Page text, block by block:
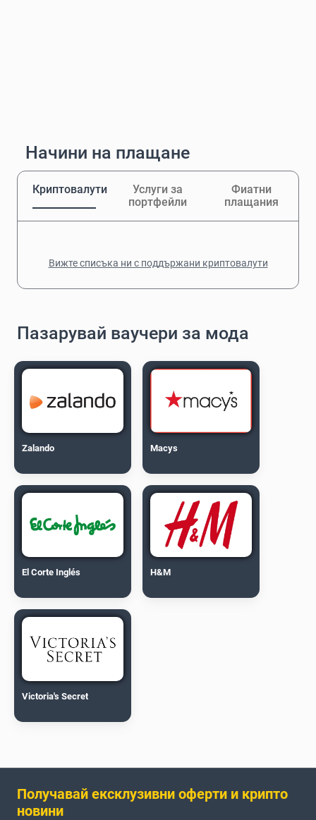
Начини на плащане
Криптовалути
Услуги за
портфейли
Фиатни
плащания
Вижте списъка ни с поддържани криптовалути
Пазарувай ваучери за мода
Zalando Macys
El Corte Inglés H&M
Victoria's Secret
Получавай ексклузивни оферти и крипто
новини